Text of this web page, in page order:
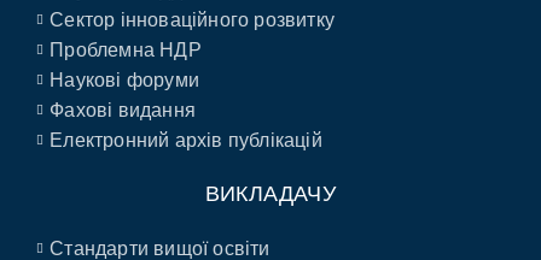
Сектор інноваційного розвитку
Проблемна НДР
Наукові форуми
Фахові видання
Електронний архів публікацій
ВИКЛАДАЧУ
Стандарти вищої освіти